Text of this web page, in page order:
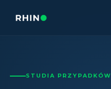
STUDIA PRZYPADKÓW